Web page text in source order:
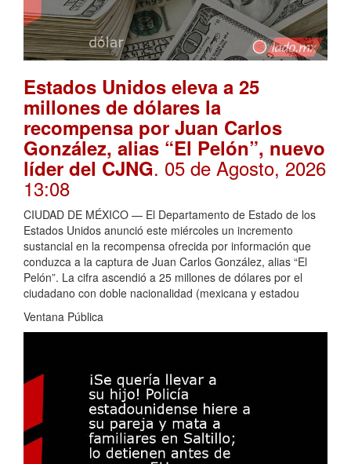
Estados Unidos eleva a 25
millones de dólares la
recompensa por Juan Carlos
González, alias “El Pelón”, nuevo
líder del CJNG. 05 de Agosto, 2026
13:08
CIUDAD DE MÉXICO — El Departamento de Estado de los
Estados Unidos anunció este miércoles un incremento
sustancial en la recompensa ofrecida por información que
conduzca a la captura de Juan Carlos González, alias “El
Pelón”. La cifra ascendió a 25 millones de dólares por el
ciudadano con doble nacionalidad (mexicana y estadou
Ventana Pública